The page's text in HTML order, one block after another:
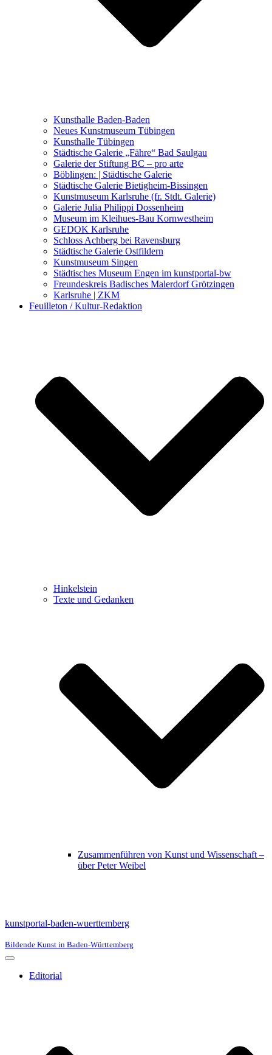
Was seither geschah
Kunstwettbewerbe, Ausschreibungen für Künstler
Kunsthalle Baden-Baden
Neues Kunstmuseum Tübingen
Kunsthalle Tübingen
Städtische Galerie „Fähre“ Bad Saulgau
Galerie der Stiftung BC – pro arte
Böblingen: | Städtische Galerie
Städtische Galerie Bietigheim-Bissingen
Kunstmuseum Karlsruhe (fr. Stdt. Galerie)
Galerie Julia Philippi Dossenheim
Museum im Kleihues-Bau Kornwestheim
GEDOK Karlsruhe
Schloss Achberg bei Ravensburg
Städtische Galerie Ostfildern
Kunstmuseum Singen
Städtisches Museum Engen im kunstportal-bw
Freundeskreis Badisches Malerdorf Grötzingen
Karlsruhe | ZKM
Feuilleton / Kultur-Redaktion
Hinkelstein
Texte und Gedanken
Zusammenführen von Kunst und Wissenschaft –
über Peter Weibel
kunstportal-baden-wuerttemberg
Bildende Kunst in Baden-Württemberg
Navigationsmenü
Editorial